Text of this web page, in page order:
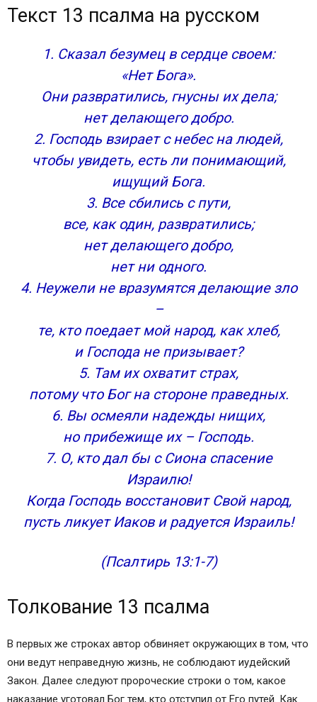
Текст 13 псалма на русском
1. Сказал безумец в сердце своем:
«Нет Бога».
Они развратились, гнусны их дела;
нет делающего добро.
2. Господь взирает с небес на людей,
чтобы увидеть, есть ли понимающий,
ищущий Бога.
3. Все сбились с пути,
все, как один, развратились;
нет делающего добро,
нет ни одного.
4. Неужели не вразумятся делающие зло
–
те, кто поедает мой народ, как хлеб,
и Господа не призывает?
5. Там их охватит страх,
потому что Бог на стороне праведных.
6. Вы осмеяли надежды нищих,
но прибежище их – Господь.
7. О, кто дал бы с Сиона спасение
Израилю!
Когда Господь восстановит Свой народ,
пусть ликует Иаков и радуется Израиль!
(Псалтирь 13:1-7)
Толкование 13 псалма
В первых же строках автор обвиняет окружающих в том, что
они ведут неправедную жизнь, не соблюдают иудейский
Закон. Далее следуют пророческие строки о том, какое
наказание уготовал Бог тем, кто отступил от Его путей. Как